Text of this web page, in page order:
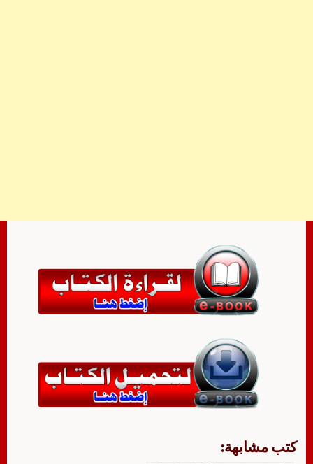
كتب مشابهة: